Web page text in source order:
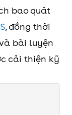
bao quát
, đồng thời
bài luyện
cải thiện kỹ